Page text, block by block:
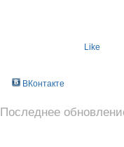
Like
ВКонтакте
Последнее